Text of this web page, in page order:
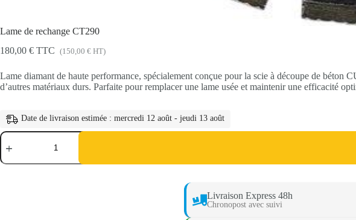
Lame de rechange CT290
180,00 € TTC (150,00 € HT)
Lame diamant de haute performance, spécialement conçue pour la scie à découpe de
d’autres matériaux durs. Parfaite pour remplacer une lame usée et maintenir une efficacité
Date de livraison estimée : mercredi 12 août - jeudi 13 août
Livraison Express 48h
Chronopost avec suivi